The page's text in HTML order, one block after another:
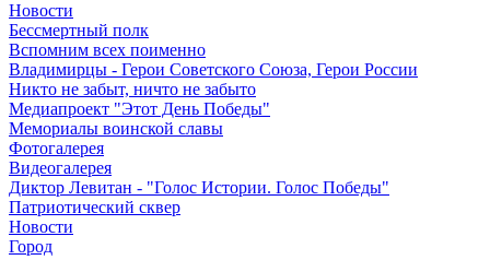
Новости
Бессмертный полк
Вспомним всех поименно
Владимирцы - Герои Советского Союза, Герои России
Никто не забыт, ничто не забыто
Медиапроект "Этот День Победы"
Мемориалы воинской славы
Фотогалерея
Видеогалерея
Диктор Левитан - "Голос Истории. Голос Победы"
Патриотический сквер
Новости
Город